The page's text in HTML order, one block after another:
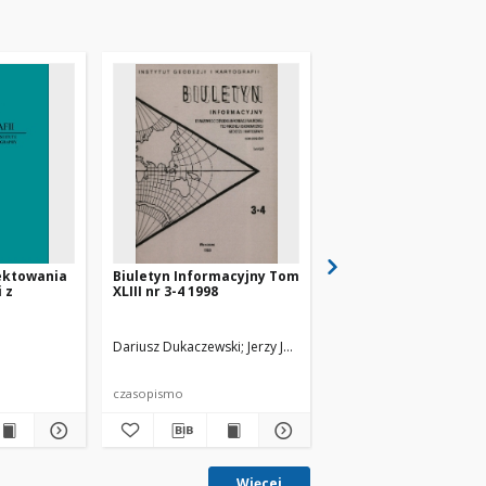
z
Biuletyn Informacyjny Tom
XLIII nr 3-4 1998
Dariusz Dukaczewski Jerzy Janusz
czasopismo